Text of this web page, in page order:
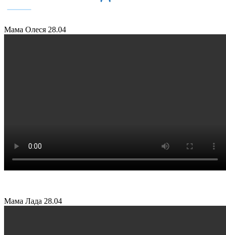
Мама Олеся 28.04
Мама Лада 28.04